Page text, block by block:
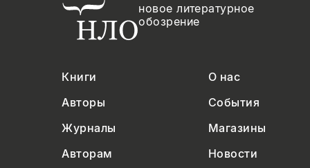
новое литературное
обозрение
Книги
О нас
Авторы
События
Журналы
Магазины
Авторам
Новости